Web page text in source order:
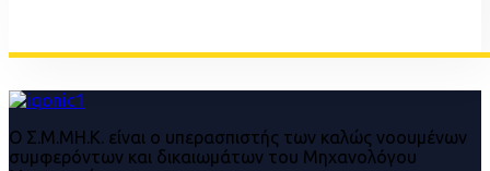
Ο Σ.Μ.ΜΗ.Κ. είναι ο υπερασπιστής των καλώς νοουμένων
συμφερόντων και δικαιωμάτων του Μηχανολόγου